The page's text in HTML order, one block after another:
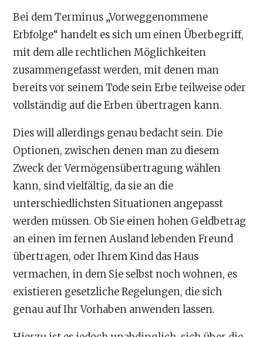
Bei dem Terminus „Vorweggenommene
Erbfolge“ handelt es sich um einen Überbegriff,
mit dem alle rechtlichen Möglichkeiten
zusammengefasst werden, mit denen man
bereits vor seinem Tode sein Erbe teilweise oder
vollständig auf die Erben übertragen kann.
Dies will allerdings genau bedacht sein. Die
Optionen, zwischen denen man zu diesem
Zweck der Vermögensübertragung wählen
kann, sind vielfältig, da sie an die
unterschiedlichsten Situationen angepasst
werden müssen. Ob Sie einen hohen Geldbetrag
an einen im fernen Ausland lebenden Freund
übertragen, oder Ihrem Kind das Haus
vermachen, in dem Sie selbst noch wohnen, es
existieren gesetzliche Regelungen, die sich
genau auf Ihr Vorhaben anwenden lassen.